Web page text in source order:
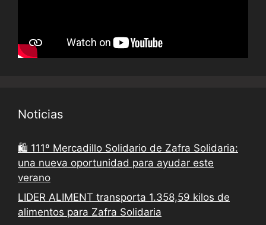
Noticias
🛍️ 111º Mercadillo Solidario de Zafra Solidaria:
una nueva oportunidad para ayudar este
verano
LIDER ALIMENT transporta 1.358,59 kilos de
alimentos para Zafra Solidaria